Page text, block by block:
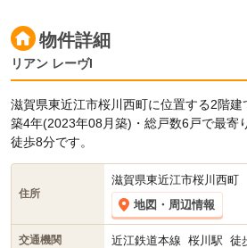
物件詳細
リアン レーヴI
滋賀県東近江市桜川西町に位置する2階建
築4年(2023年08月築)・総戸数6戸で最寄
徒歩8分です。
住所
滋賀県東近江市桜川西町
地図・周辺情報
交通機関 近江鉄道本線 桜川駅 徒